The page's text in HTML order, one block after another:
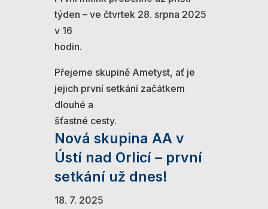
týden – ve čtvrtek 28. srpna 2025
v 16
hodin.
Přejeme skupině Ametyst, ať je
jejich první setkání začátkem
dlouhé a
šťastné cesty.
Nová skupina AA v
Ústí nad Orlicí – první
setkání už dnes!
18. 7. 2025